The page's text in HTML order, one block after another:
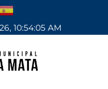
10:54:05 AM